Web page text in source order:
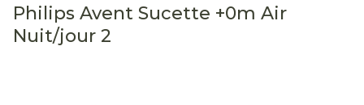
Philips Avent Sucette +0m Air
Nuit/jour 2